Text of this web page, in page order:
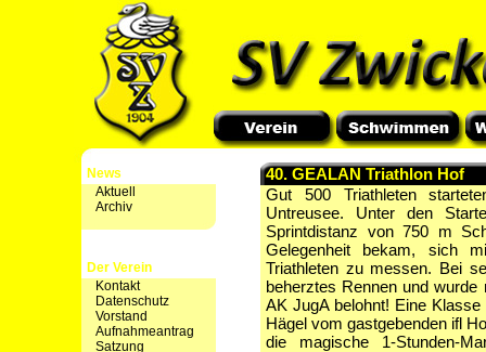
News
Aktuell
Archiv
Der Verein
Kontakt
Datenschutz
Vorstand
Aufnahmeantrag
Satzung
40. GEALAN Triathlon Hof
Gut 500 Triathleten
Untreusee. Unter den
Sprintdistanz von 750 m
Gelegenheit bekam, sich
Triathleten zu messen. Bei
beherztes Rennen und
AK JugA belohnt! Eine
Hägel vom gastgebenden ifl
die magische 1-Stunden-